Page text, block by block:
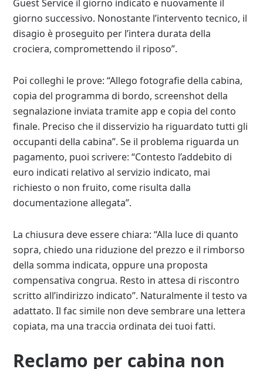
Guest Service il giorno indicato e nuovamente il
giorno successivo. Nonostante l’intervento tecnico, il
disagio è proseguito per l’intera durata della
crociera, compromettendo il riposo”.
Poi colleghi le prove: “Allego fotografie della cabina,
copia del programma di bordo, screenshot della
segnalazione inviata tramite app e copia del conto
finale. Preciso che il disservizio ha riguardato tutti gli
occupanti della cabina”. Se il problema riguarda un
pagamento, puoi scrivere: “Contesto l’addebito di
euro indicati relativo al servizio indicato, mai
richiesto o non fruito, come risulta dalla
documentazione allegata”.
La chiusura deve essere chiara: “Alla luce di quanto
sopra, chiedo una riduzione del prezzo e il rimborso
della somma indicata, oppure una proposta
compensativa congrua. Resto in attesa di riscontro
scritto all’indirizzo indicato”. Naturalmente il testo va
adattato. Il fac simile non deve sembrare una lettera
copiata, ma una traccia ordinata dei tuoi fatti.
Reclamo per cabina non